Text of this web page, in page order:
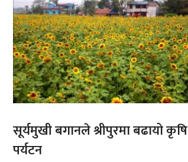
सूर्यमुखी बगानले श्रीपुरमा बढायो कृषि
पर्यटन